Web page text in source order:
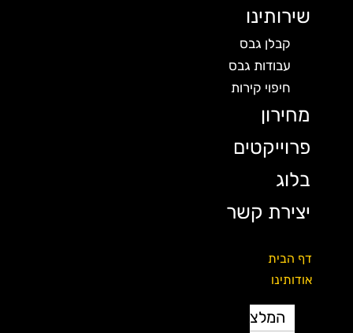
שירותינו
קבלן גבס
עבודות גבס
חיפוי קירות
מחירון
פרוייקטים
בלוג
יצירת קשר
דף הבית
אודותינו
המלצות